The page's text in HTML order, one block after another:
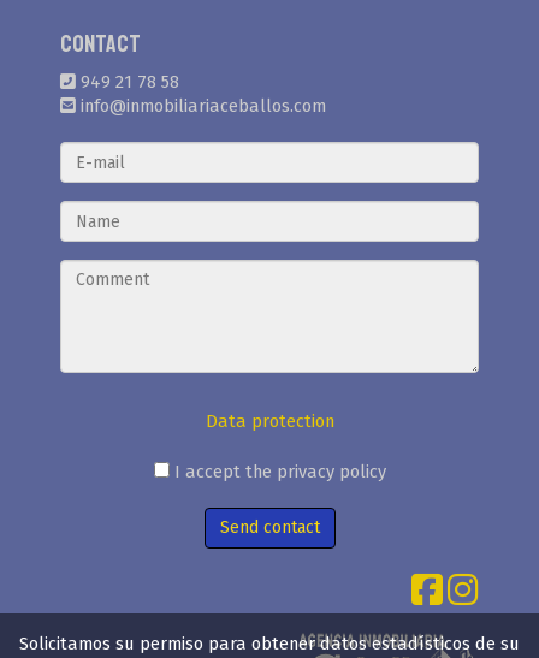
Contact
949 21 78 58
info@inmobiliariaceballos.com
Data protection
I accept the privacy policy
Send contact
Solicitamos su permiso para obtener datos estadísticos de su